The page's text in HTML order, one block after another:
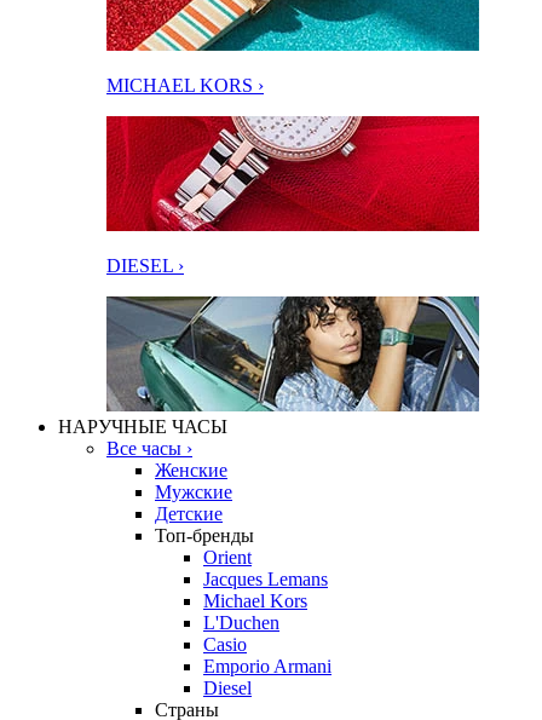
MICHAEL KORS ›
DIESEL ›
НАРУЧНЫЕ ЧАСЫ
Все часы ›
Женские
Мужские
Детские
Топ-бренды
Orient
Jacques Lemans
Michael Kors
L'Duchen
Casio
Emporio Armani
Diesel
Страны